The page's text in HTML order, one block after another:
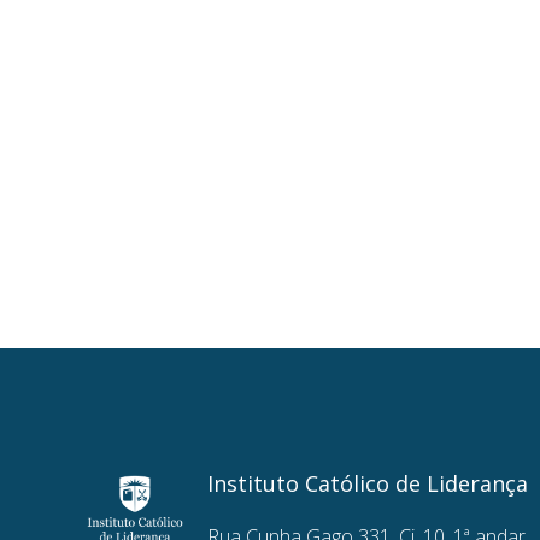
Instituto Católico de Liderança